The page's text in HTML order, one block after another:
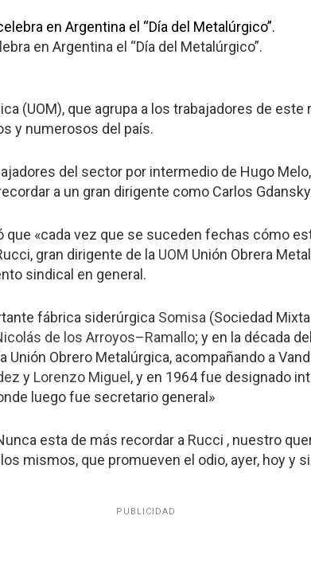
en Argentina el “Día del Metalúrgico”.
(UOM), que agrupa a los trabajadores de este
y numerosos del país.
del sector por intermedio de Hugo
a un gran dirigente como Carlos
que «cada vez que se suceden fechas cómo
gran dirigente de la UOM Unión Obrera
sindical en general.
fábrica siderúrgica Somisa (Sociedad
de los Arroyos–Ramallo; y en la década
Unión Obrero Metalúrgica, acompañando a
y Lorenzo Miguel, y en 1964 fue designado
luego fue secretario general»
esta de más recordar a Rucci , nuestro
mismos, que promueven el odio, ayer, hoy y
PUBLICIDAD